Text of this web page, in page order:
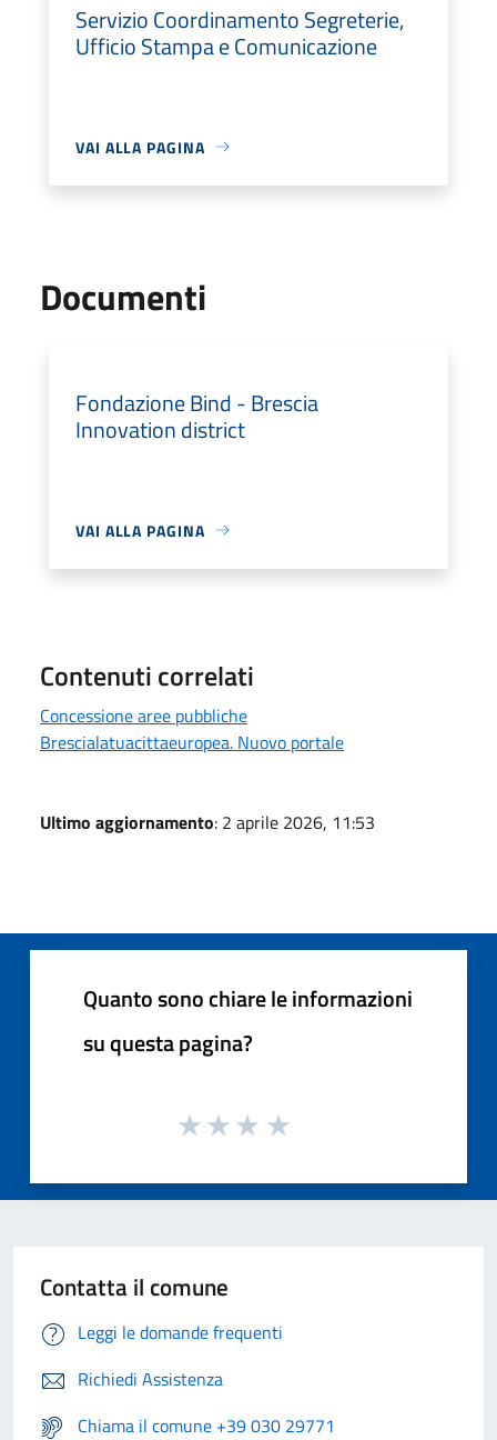
Servizio Coordinamento Segreterie,
Ufficio Stampa e Comunicazione
VAI ALLA PAGINA
Documenti
Fondazione Bind - Brescia
Innovation district
VAI ALLA PAGINA
Contenuti correlati
Concessione aree pubbliche
Brescialatuacittaeuropea. Nuovo portale
Ultimo aggiornamento: 2 aprile 2026, 11:53
Quanto sono chiare le informazioni
su questa pagina?
Contatta il comune
Leggi le domande frequenti
Richiedi Assistenza
Chiama il comune +39 030 29771